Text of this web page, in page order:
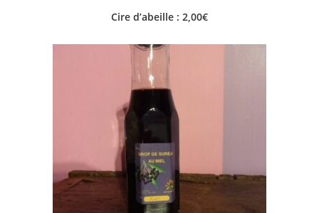
Cire d’abeille : 2,00€